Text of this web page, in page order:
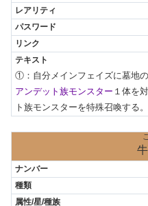
①：自分メインフェイズに墓地
アンデット族モンスター １体を
ト族モンスターを特殊召喚する。